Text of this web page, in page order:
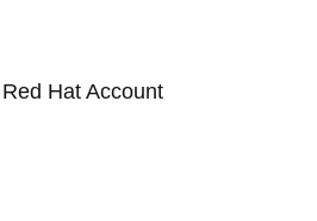
Hat Account